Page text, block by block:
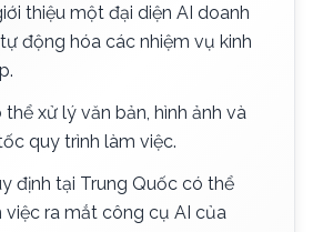
thiệu một đại diện AI doanh
động hóa các nhiệm vụ kinh
xử lý văn bản, hình ảnh và
quy trình làm việc.
định tại Trung Quốc có thể
việc ra mắt công cụ AI của